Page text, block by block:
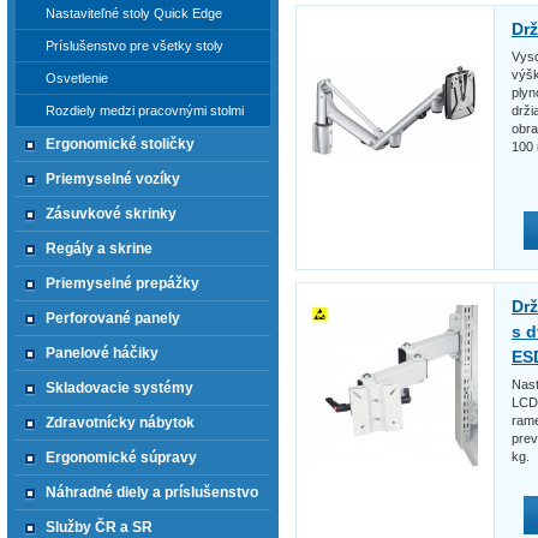
100
s
kg.
Nastaviteľné stoly Quick Edge
Príslušenstvo pre všetky stoly
Osvetlenie
Rozdiely medzi pracovnými stolmi
Ergonomické stoličky
Priemyselné vozíky
Zásuvkové skrinky
Regály a skrine
Priemyselné prepážky
Perforované panely
Panelové háčiky
Skladovacie systémy
Zdravotnícky nábytok
Ergonomické súpravy
Náhradné diely a príslušenstvo
Služby ČR a SR